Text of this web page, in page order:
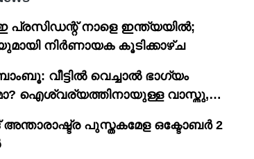
നാളെ ഇന്ത്യയിൽ;
നിർണായക കൂടിക്കാഴ്ച
വീട്ടിൽ വെച്ചാൽ ഭാഗ്യം
ഐശ്വര്യത്തിനായുള്ള വാസ്തു,
അന്താരാഷ്ട്ര പുസ്തകമേള ഒക്ടോബർ 2